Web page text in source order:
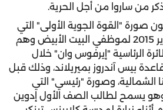
من ساروا من أجل الحرية.
"القوة الجوية الأولى" التي
التقطها في 15 يناير 2015 لموظفي البيت الأبيض وهم
الرئاسية "إيرفوس وان" خلال
بيس آندروز بميريلاند، وذلك قبل
الشمالية، وصورة "رئيسي" التي
وهو يسمح لطالب الصف الأول إدوين